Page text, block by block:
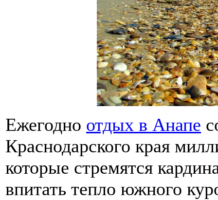
Ежегодно отдых в Анапе
Краснодарского края
которые стремятся
впитать тепло южного